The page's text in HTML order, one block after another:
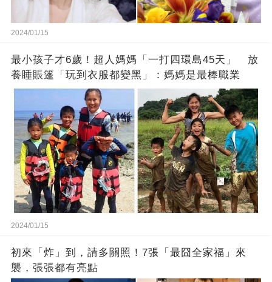
2024/01/15
最小孩子才6歲！超人媽媽「一打四環島45天」 放
養睡賬篷「玩到衣服都變黑」：媽媽是最棒職業
2024/01/15
初來「炸」到，請多關照！7張「最囧全家福」來
襲，張張都有亮點